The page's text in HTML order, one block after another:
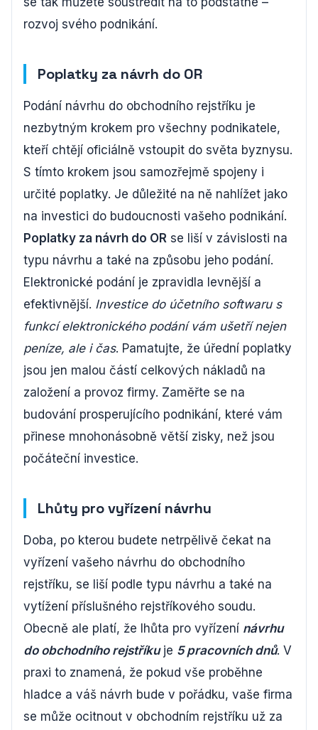
rozvoj svého podnikání.
Poplatky za návrh do OR
Podání návrhu do obchodního rejstříku je
nezbytným krokem pro všechny podnikatele,
kteří chtějí oficiálně vstoupit do světa byznysu.
S tímto krokem jsou samozřejmě spojeny i
určité poplatky. Je důležité na ně nahlížet jako
na investici do budoucnosti vašeho podnikání.
Poplatky za návrh do OR se liší v závislosti na
typu návrhu a také na způsobu jeho podání.
Elektronické podání je zpravidla levnější a
efektivnější. Investice do účetního softwaru s
funkcí elektronického podání vám ušetří nejen
peníze, ale i čas. Pamatujte, že úřední poplatky
jsou jen malou částí celkových nákladů na
založení a provoz firmy. Zaměřte se na
budování prosperujícího podnikání, které vám
přinese mnohonásobně větší zisky, než jsou
počáteční investice.
Lhůty pro vyřízení návrhu
Doba, po kterou budete netrpělivě čekat na
vyřízení vašeho návrhu do obchodního
rejstříku, se liší podle typu návrhu a také na
vytížení příslušného rejstříkového soudu.
Obecně ale platí, že lhůta pro vyřízení návrhu
do obchodního rejstříkuje 5 pracovních dnů. V
praxi to znamená, že pokud vše proběhne
hladce a váš návrh bude v pořádku, vaše firma
se může ocitnout v obchodním rejstříku už za